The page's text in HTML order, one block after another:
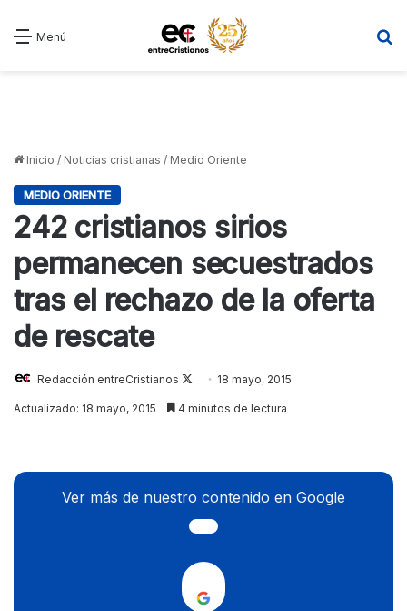
Menú
Inicio / Noticias cristianas / Medio Oriente
MEDIO ORIENTE
242 cristianos sirios
permanecen secuestrados
tras el rechazo de la oferta
de rescate
Redacción entreCristianos
Follow
on
18 mayo, 2015
Actualizado: 18 mayo, 2015 4 minutos de lectura
Ver más de nuestro contenido en Google